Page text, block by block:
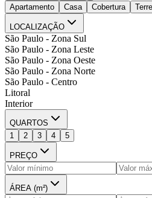
Apartamento
Casa Cobertura
LOCALIZAÇÃO
São Paulo - Zona Sul
São Paulo - Zona Leste
São Paulo - Zona Oeste
São Paulo - Zona Norte
São Paulo - Centro
Litoral
Interior
QUARTOS
1
2 3 4 5
PREÇO
ÁREA (m²)